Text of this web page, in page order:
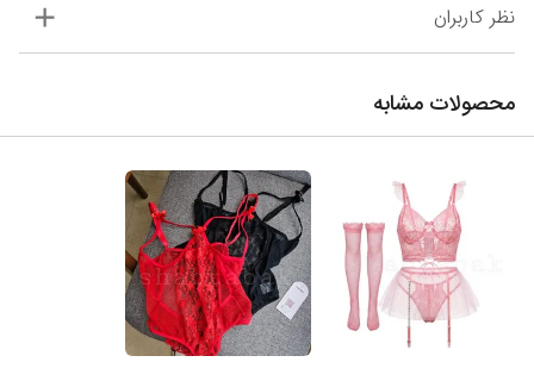
نظر کاربران
محصولات مشابه